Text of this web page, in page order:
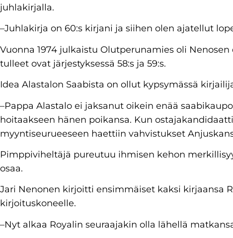
juhlakirjalla.
–Juhlakirja on 60:s kirjani ja siihen olen ajatellut
Vuonna 1974 julkaistu Olutperunamies oli
tulleet ovat järjestyksessä 58:s ja 59:s.
Idea Alastalon Saabista on ollut kypsymässä
–Pappa Alastalo ei jaksanut oikein enää
hoitaakseen hänen poikansa. Kun
myyntiseurueeseen haettiin vahvistukset
Pimppiviheltäjä pureutuu ihmisen kehon
osaa.
Jari Nenonen kirjoitti ensimmäiset kaksi kirjaansa
kirjoituskoneelle.
–Nyt alkaa Royalin seuraajakin olla lähellä